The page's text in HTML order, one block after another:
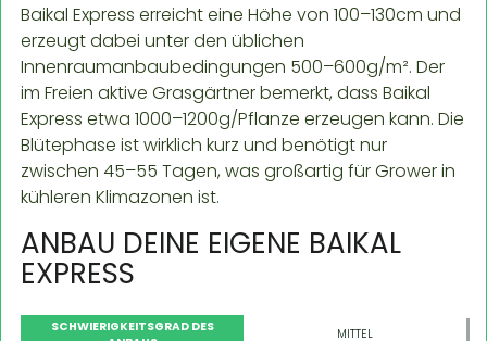
Baikal Express erreicht eine Höhe von 100–130cm und
erzeugt dabei unter den üblichen
Innenraumanbaubedingungen 500–600g/m². Der
im Freien aktive Grasgärtner bemerkt, dass Baikal
Express etwa 1000–1200g/Pflanze erzeugen kann. Die
Blütephase ist wirklich kurz und benötigt nur
zwischen 45–55 Tagen, was großartig für Grower in
kühleren Klimazonen ist.
ANBAU DEINE EIGENE BAIKAL
EXPRESS
SCHWIERIGKEITSGRAD DES
MITTEL